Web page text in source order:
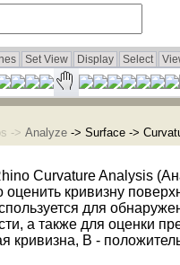
Set View Display Select
-> Analyze -> Surface ->
Curvature Analysis
оценить кривизну
для
а также для оценки
кривизна, B -